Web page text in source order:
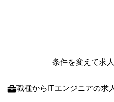
条件を変えて求
職種からITエンジニアの求